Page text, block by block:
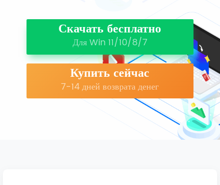
Скачать бесплатно
Для Win 11/10/8/7
Купить сейчас
7-14 дней возврата денег